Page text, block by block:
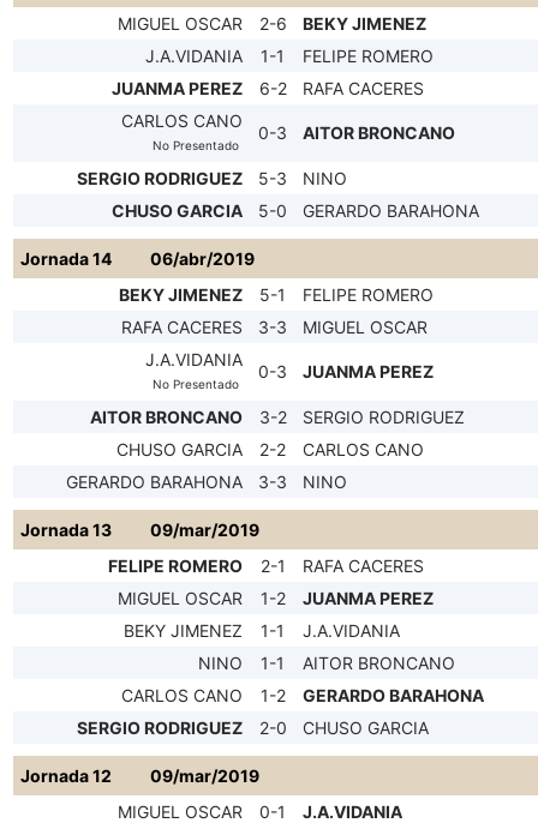
MIGUEL OSCAR 2-6
BEKY JIMENEZ
J.A.VIDANIA
1-1
FELIPE ROMERO
JUANMA PEREZ
6-2
RAFA CACERES
CARLOS CANO
No Presentado
0-3 AITOR BRONCANO
SERGIO RODRIGUEZ 5-3
NINO
CHUSO GARCIA
5-0 GERARDO BARAHONA
Jornada 14
06/abr/2019
BEKY JIMENEZ
5-1
FELIPE ROMERO
RAFA CACERES
3-3
MIGUEL OSCAR
J.A.VIDANIA
No Presentado
0-3 JUANMA PEREZ
AITOR BRONCANO 3-2
SERGIO RODRIGUEZ
CHUSO GARCIA
2-2
CARLOS CANO
GERARDO BARAHONA
3-3 NINO
Jornada 13
09/mar/2019
FELIPE ROMERO
2-1
RAFA CACERES
MIGUEL OSCAR
1-2
JUANMA PEREZ
BEKY JIMENEZ
1-1
J.A.VIDANIA
NINO
1-1
AITOR BRONCANO
CARLOS CANO
1-2
GERARDO BARAHONA
SERGIO RODRIGUEZ
2-0 CHUSO GARCIA
Jornada 12
09/mar/2019
MIGUEL OSCAR
0-1
J.A.VIDANIA